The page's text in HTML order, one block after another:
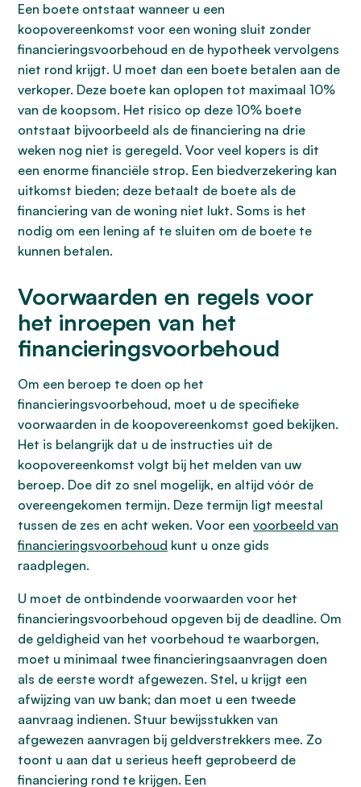
Een boete ontstaat wanneer u een
koopovereenkomst voor een woning sluit zonder
financieringsvoorbehoud en de hypotheek vervolgens
niet rond krijgt. U moet dan een boete betalen aan de
verkoper. Deze boete kan oplopen tot maximaal 10%
van de koopsom. Het risico op deze 10% boete
ontstaat bijvoorbeeld als de financiering na drie
weken nog niet is geregeld. Voor veel kopers is dit
een enorme financiële strop. Een biedverzekering kan
uitkomst bieden; deze betaalt de boete als de
financiering van de woning niet lukt. Soms is het
nodig om een lening af te sluiten om de boete te
kunnen betalen.
Voorwaarden en regels voor
het inroepen van het
financieringsvoorbehoud
Om een beroep te doen op het
financieringsvoorbehoud, moet u de specifieke
voorwaarden in de koopovereenkomst goed bekijken.
Het is belangrijk dat u de instructies uit de
koopovereenkomst volgt bij het melden van uw
beroep. Doe dit zo snel mogelijk, en altijd vóór de
overeengekomen termijn. Deze termijn ligt meestal
tussen de zes en acht weken. Voor een voorbeeld van
financieringsvoorbehoud kunt u onze gids
raadplegen.
U moet de ontbindende voorwaarden voor het
financieringsvoorbehoud opgeven bij de deadline. Om
de geldigheid van het voorbehoud te waarborgen,
moet u minimaal twee financieringsaanvragen doen
als de eerste wordt afgewezen. Stel, u krijgt een
afwijzing van uw bank; dan moet u een tweede
aanvraag indienen. Stuur bewijsstukken van
afgewezen aanvragen bij geldverstrekkers mee. Zo
toont u aan dat u serieus heeft geprobeerd de
financiering rond te krijgen. Een